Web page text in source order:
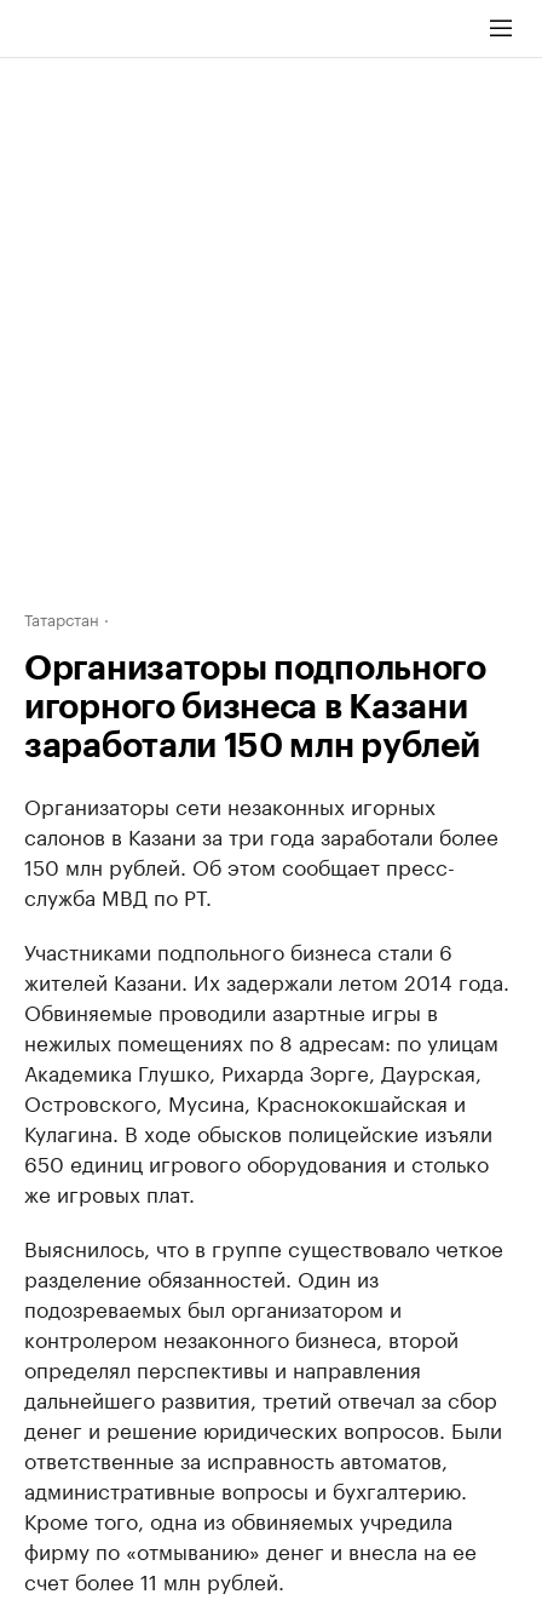
Татарстан
Организаторы подпольного
игорного бизнеса в Казани
заработали 150 млн рублей
Организаторы сети незаконных игорных
салонов в Казани за три года заработали более
150 млн рублей. Об этом сообщает пресс-
служба МВД по РТ.
Участниками подпольного бизнеса стали 6
жителей Казани. Их задержали летом 2014 года.
Обвиняемые проводили азартные игры в
нежилых помещениях по 8 адресам: по улицам
Академика Глушко, Рихарда Зорге, Даурская,
Островского, Мусина, Краснококшайская и
Кулагина. В ходе обысков полицейские изъяли
650 единиц игрового оборудования и столько
же игровых плат.
Выяснилось, что в группе существовало четкое
разделение обязанностей. Один из
подозреваемых был организатором и
контролером незаконного бизнеса, второй
определял перспективы и направления
дальнейшего развития, третий отвечал за сбор
денег и решение юридических вопросов. Были
ответственные за исправность автоматов,
административные вопросы и бухгалтерию.
Кроме того, одна из обвиняемых учредила
фирму по «отмыванию» денег и внесла на ее
счет более 11 млн рублей.